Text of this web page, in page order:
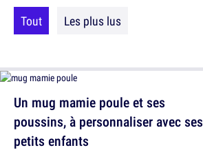
Tout Les plus lus
Un mug mamie poule et ses
poussins, à personnaliser avec ses
petits enfants